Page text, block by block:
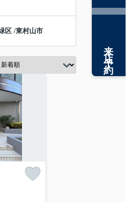
区 /東村山市
来店予約